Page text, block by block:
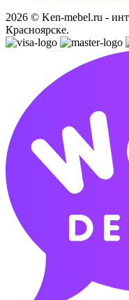
2026 © Ken-mebel.ru -
Красноярске.